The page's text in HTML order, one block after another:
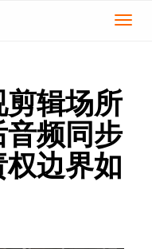
切
辑场所
频同步
边界如